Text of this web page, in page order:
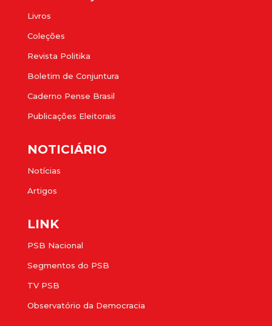
Livros
Coleções
Revista Politika
Boletim de Conjuntura
Caderno Pense Brasil
Publicações Eleitorais
NOTICIÁRIO
Notícias
Artigos
LINK
PSB Nacional
Segmentos do PSB
TV PSB
Observatório da Democracia